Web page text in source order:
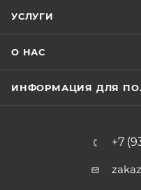
УСЛУГИ
О НАС
ИНФОРМАЦИЯ ДЛЯ
+7